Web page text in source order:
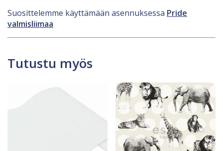
Suosittelemme käyttämään asennuksessa Pride
valmisliimaa
Tutustu myös